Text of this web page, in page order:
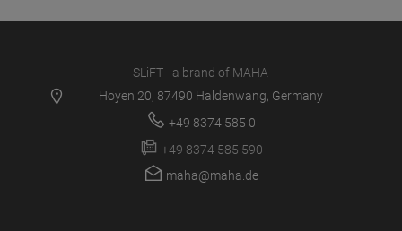
SLiFT - a brand of MAHA
Hoyen 20, 87490 Haldenwang, Germany
+49 8374 585 0
+49 8374 585 590
maha@maha.de